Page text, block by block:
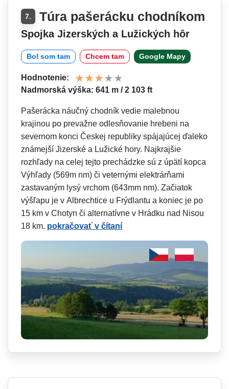
7. Túra pašerácku chodníkom
Spojka Jizerských a Lužických hôr
Bol som tam Chcem tam Google Mapy
Hodnotenie:
Nadmorská výška: 641 m / 2 103 ft
Pašerácka náučný chodník vedie malebnou
krajinou po prevažne odlesňovanie hrebeni na
severnom konci Českej republiky spájajúcej ďaleko
známejší Jizerské a Lužické hory. Najkrajšie
rozhľady na celej tejto prechádzke sú z úpätí kopca
Výhľady (569m nm) či veternými elektrárňami
zastavaným lysý vrchom (643mm nm). Začiatok
výšľapu je v Albrechtice u Frýdlantu a koniec je po
15 km v Chotyn či alternatívne v Hrádku nad Nisou
18 km. pokračovať v čítaní